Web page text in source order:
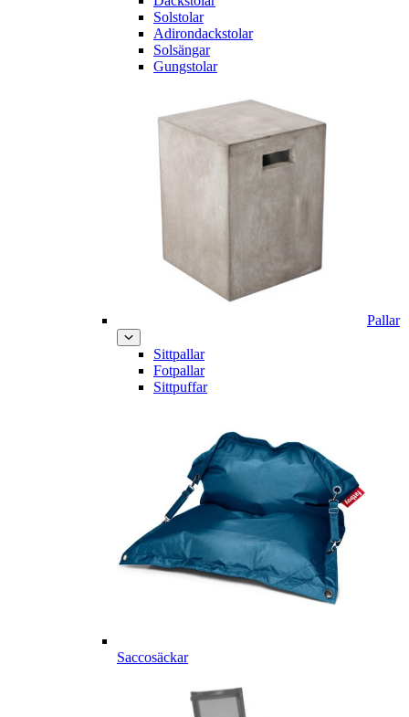
Solstolar
Adirondackstolar
Solsängar
Gungstolar
Pallar
Sittpallar
Fotpallar
Sittpuffar
Saccosäckar